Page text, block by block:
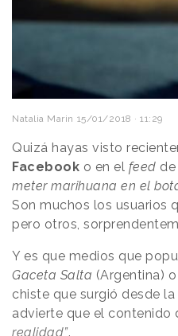
Natalia Marin 15/01/2018 · 11:29
Quizá hayas visto
Facebook o en el feed
meter marihuana en el
Son muchos los usuarios
pero otros,
Y es que medios que
Gaceta Salta (Argentina) o
chiste que surgió desde la
advierte que el contenido
realidad”.